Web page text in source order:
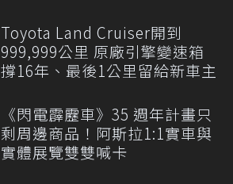
Toyota Land Cruiser開到
999,999公里 原廠引擎變速箱
撐16年、最後1公里留給新車主
《閃電霹靂車》35 週年計畫只
剩周邊商品！阿斯拉1:1實車與
實體展覽雙雙喊卡